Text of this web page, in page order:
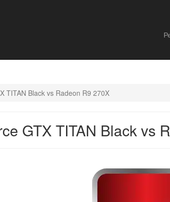
TITAN Black vs Radeon R9 270X
GTX TITAN Black vs